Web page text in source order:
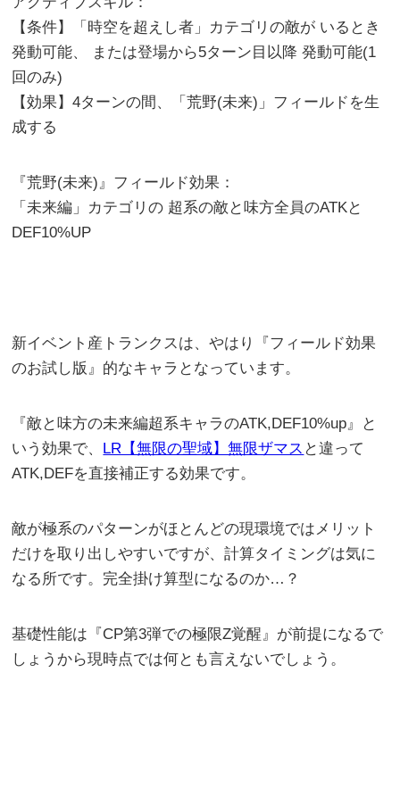
【条件】「時空を超えし者」カテゴリの敵が いるとき
発動可能、 または登場から5ターン目以降 発動可能(1
回のみ)
【効果】4ターンの間、「荒野(未来)」フィールドを生
成する
『荒野(未来)』フィールド効果：
「未来編」カテゴリの 超系の敵と味方全員のATKと
DEF10%UP
新イベント産トランクスは、やはり『フィールド効果
のお試し版』的なキャラとなっています。
『敵と味方の未来編超系キャラのATK,DEF10%up』と
いう効果で、
LR【無限の聖域】無限ザマス と違って
ATK,DEFを直接補正する効果です。
敵が極系のパターンがほとんどの現環境ではメリット
だけを取り出しやすいですが、計算タイミングは気に
なる所です。完全掛け算型になるのか…？
基礎性能は『CP第3弾での極限Z覚醒』が前提になるで
しょうから現時点では何とも言えないでしょう。